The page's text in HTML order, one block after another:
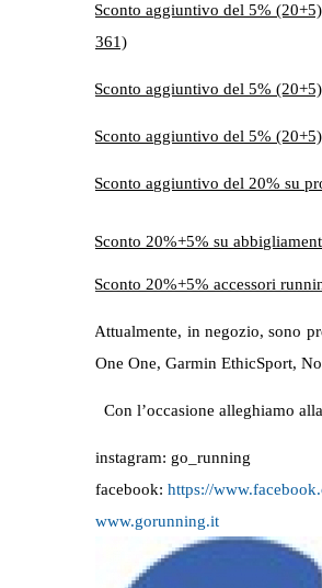
Sconto aggiuntivo del 5%
361)
Sconto aggiuntivo del 5%
Sconto aggiuntivo del 5%
Sconto aggiuntivo del 20% su
Sconto 20%+5% su
Sconto 20%+5% accessori
Attualmente, in negozio, sono
One One, Garmin EthicSport,
Con l’occasione alleghiamo
instagram: go_running
facebook: https://
www.gorunning.it